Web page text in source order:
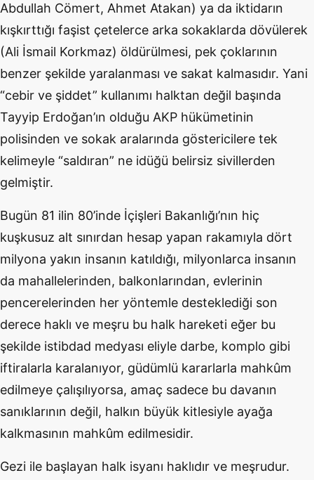
Abdullah Cömert, Ahmet Atakan) ya da iktidarın
kışkırttığı faşist çetelerce arka sokaklarda dövülerek
(Ali İsmail Korkmaz) öldürülmesi, pek çoklarının
benzer şekilde yaralanması ve sakat kalmasıdır. Yani
“cebir ve şiddet” kullanımı halktan değil başında
Tayyip Erdoğan’ın olduğu AKP hükümetinin
polisinden ve sokak aralarında göstericilere tek
kelimeyle “saldıran” ne idüğü belirsiz sivillerden
gelmiştir.
Bugün 81 ilin 80’inde İçişleri Bakanlığı’nın hiç
kuşkusuz alt sınırdan hesap yapan rakamıyla dört
milyona yakın insanın katıldığı, milyonlarca insanın
da mahallelerinden, balkonlarından, evlerinin
pencerelerinden her yöntemle desteklediği son
derece haklı ve meşru bu halk hareketi eğer bu
şekilde istibdad medyası eliyle darbe, komplo gibi
iftiralarla karalanıyor, güdümlü kararlarla mahkûm
edilmeye çalışılıyorsa, amaç sadece bu davanın
sanıklarının değil, halkın büyük kitlesiyle ayağa
kalkmasının mahkûm edilmesidir.
Gezi ile başlayan halk isyanı haklıdır ve meşrudur.